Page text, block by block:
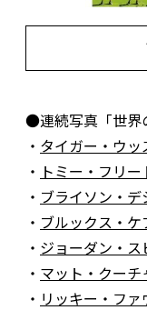
●連続写真「世界
・ タイガー・ウッ
・ トミー・フリ
・ ブライソン・
・ ブルックス・
・ ジョーダン・
・ マット・クー
・ リッキー・ファ